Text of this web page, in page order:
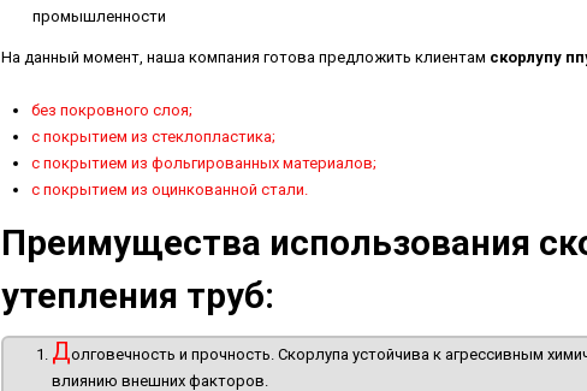
промышленности
На данный момент, наша компания готова предложить клиентам скорлупу
без покровного слоя;
с покрытием из стеклопластика;
с покрытием из фольгированных материалов;
с покрытием из оцинкованной стали.
Преимущества использования
утепления труб:
Долговечность и прочность. Скорлупа устойчива к агрессивным
влиянию внешних факторов.